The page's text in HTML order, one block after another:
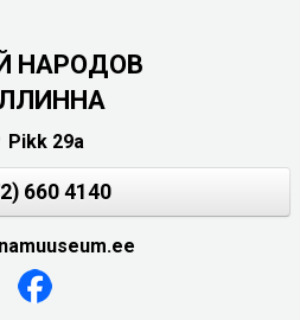
НАРОДОВ
Pikk 29a
660 4140